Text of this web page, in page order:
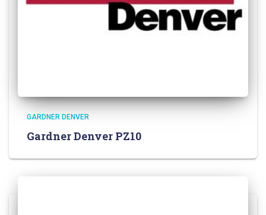
GARDNER DENVER
Gardner Denver PZ10